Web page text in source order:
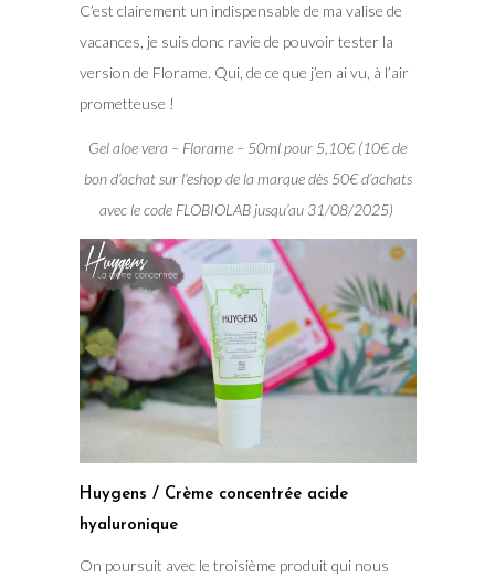
C’est clairement un indispensable de ma valise de
vacances, je suis donc ravie de pouvoir tester la
version de Florame. Qui, de ce que j’en ai vu, à l’air
prometteuse !
Gel aloe vera – Florame – 50ml pour 5,10€ (10€ de
bon d’achat sur l’eshop de la marque dès 50€ d’achats
avec le code FLOBIOLAB jusqu’au 31/08/2025)
Huygens / Crème concentrée acide
hyaluronique
On poursuit avec le troisième produit qui nous